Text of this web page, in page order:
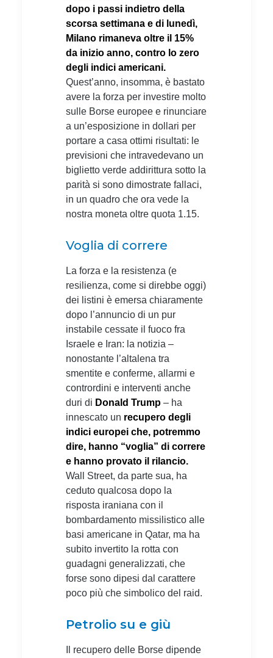
dopo i passi indietro della
scorsa settimana e di lunedì,
Milano rimaneva oltre il 15%
da inizio anno, contro lo zero
degli indici americani.
Quest’anno, insomma, è bastato
avere la forza per investire molto
sulle Borse europee e rinunciare
a un’esposizione in dollari per
portare a casa ottimi risultati: le
previsioni che intravedevano un
biglietto verde addirittura sotto la
parità si sono dimostrate fallaci,
in un quadro che ora vede la
nostra moneta oltre quota 1.15.
Voglia di correre
La forza e la resistenza (e
resilienza, come si direbbe oggi)
dei listini è emersa chiaramente
dopo l’annuncio di un pur
instabile cessate il fuoco fra
Israele e Iran: la notizia –
nonostante l’altalena tra
smentite e conferme, allarmi e
contrordini e interventi anche
duri di Donald Trump – ha
innescato un recupero degli
indici europei che, potremmo
dire, hanno “voglia” di correre
e hanno provato il rilancio.
Wall Street, da parte sua, ha
ceduto qualcosa dopo la
risposta iraniana con il
bombardamento missilistico alle
basi americane in Qatar, ma ha
subito invertito la rotta con
guadagni generalizzati, che
forse sono dipesi dal carattere
poco più che simbolico del raid.
Petrolio su e giù
Il recupero delle Borse dipende